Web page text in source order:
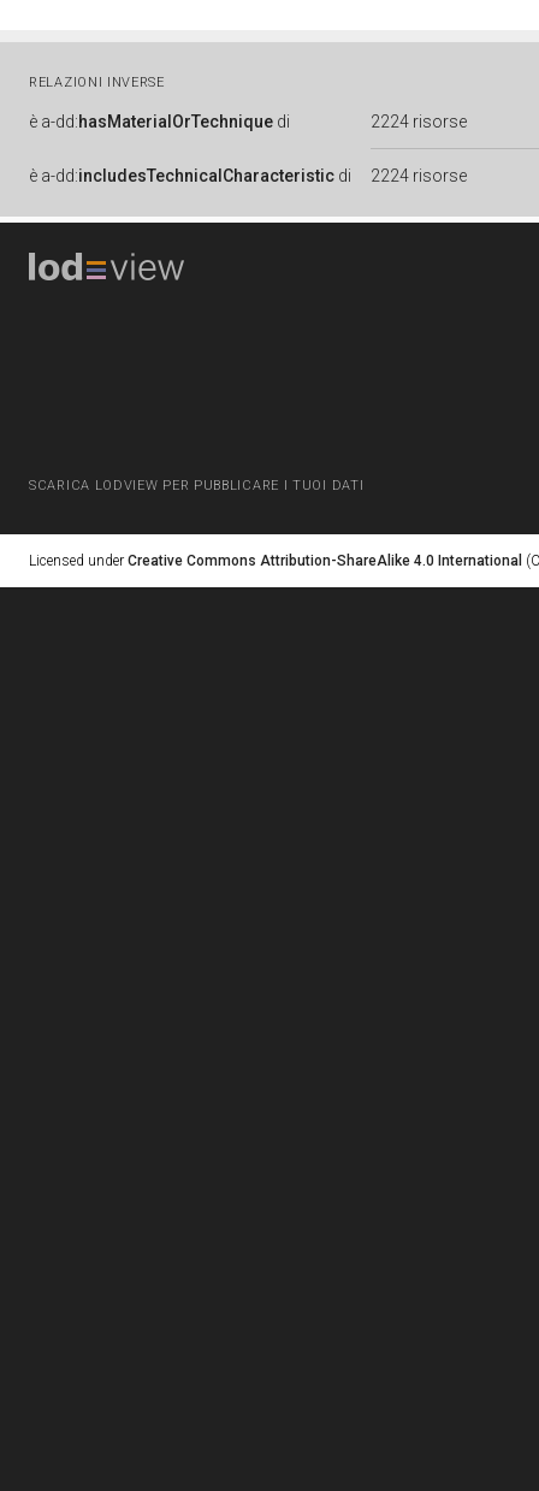
RELAZIONI INVERSE
è a-dd:hasMaterialOrTechnique di 2224 risorse
è a-dd:includesTechnicalCharacteristic di 2224 risorse
SCARICA LODVIEW PER PUBBLICARE I TUOI DATI
Licensed under Creative Commons Attribution-ShareAlike 4.0 International